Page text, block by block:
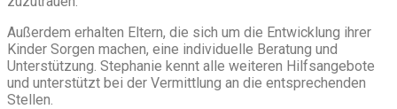
Außerdem erhalten Eltern, die sich um die Entwicklung ihrer
Kinder Sorgen machen, eine individuelle Beratung und
Unterstützung. Stephanie kennt alle weiteren Hilfsangebote
und unterstützt bei der Vermittlung an die entsprechenden
Stellen.